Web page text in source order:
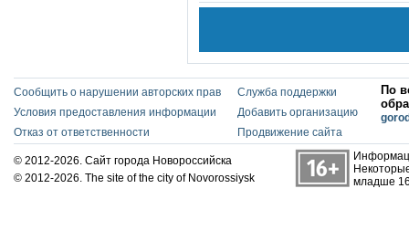
Сообщить о нарушении авторских прав
Условия предоставления информации
Отказ от ответственности
Служба поддержки
Добавить организацию
Продвижение сайта
По
© 2012-2026. Сайт города Новороссийска
© 2012-2026. The site of the city of Novorossiysk
младше